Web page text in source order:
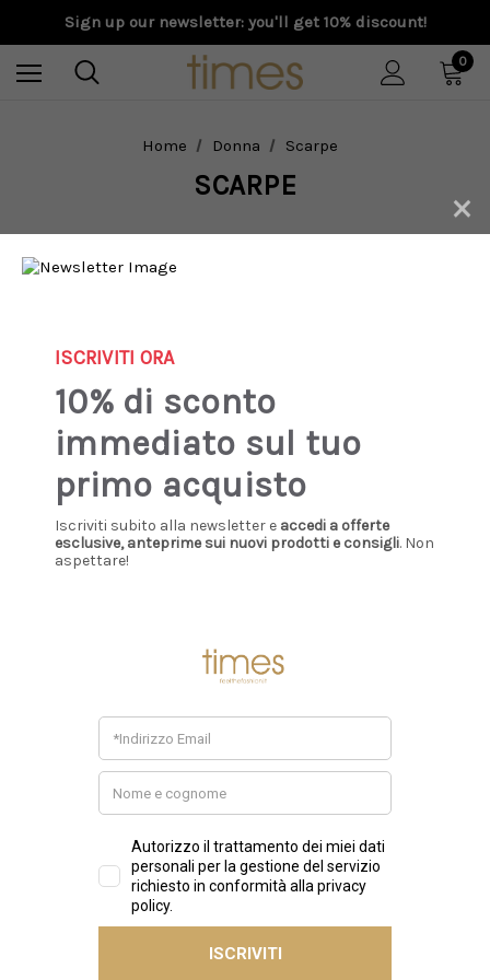
Sign up our newsletter: you'll get 10% discount!
0
Home Donna Scarpe
SCARPE
scuro - dark chestnut -
chiaro - light bronze -
LBNZ
€190,00
New
×
ISCRIVITI ORA
10% di sconto
immediato sul tuo
primo acquisto
Iscriviti subito alla newsletter e accedi a offerte
esclusive, anteprime sui nuovi prodotti e consigli. Non
aspettare!